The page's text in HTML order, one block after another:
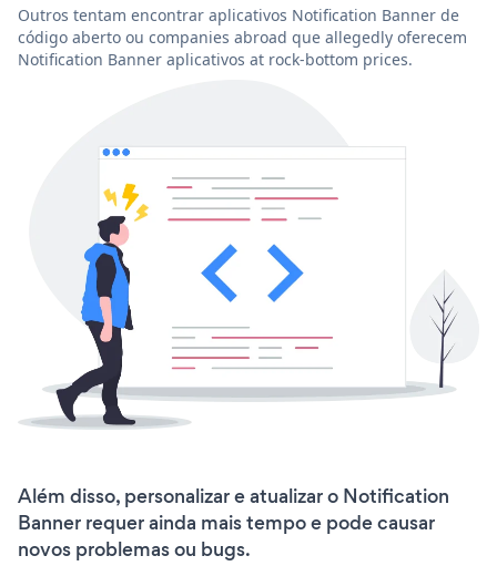
Outros tentam encontrar aplicativos Notification Banner de
código aberto ou companies abroad que allegedly oferecem
Notification Banner aplicativos at rock-bottom prices.
Além disso, personalizar e atualizar o Notification
Banner requer ainda mais tempo e pode causar
novos problemas ou bugs.